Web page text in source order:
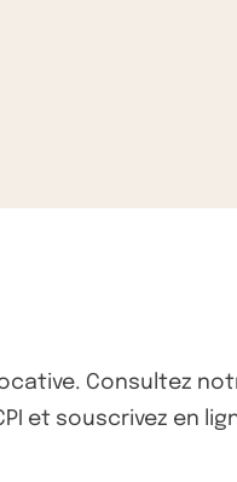
Consultez
et souscrivez en